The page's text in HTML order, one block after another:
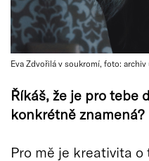
Eva Zdvořilá v soukromí, foto: archiv
Říkáš, že je pro tebe
konkrétně znamená?
Pro mě je kreativita o